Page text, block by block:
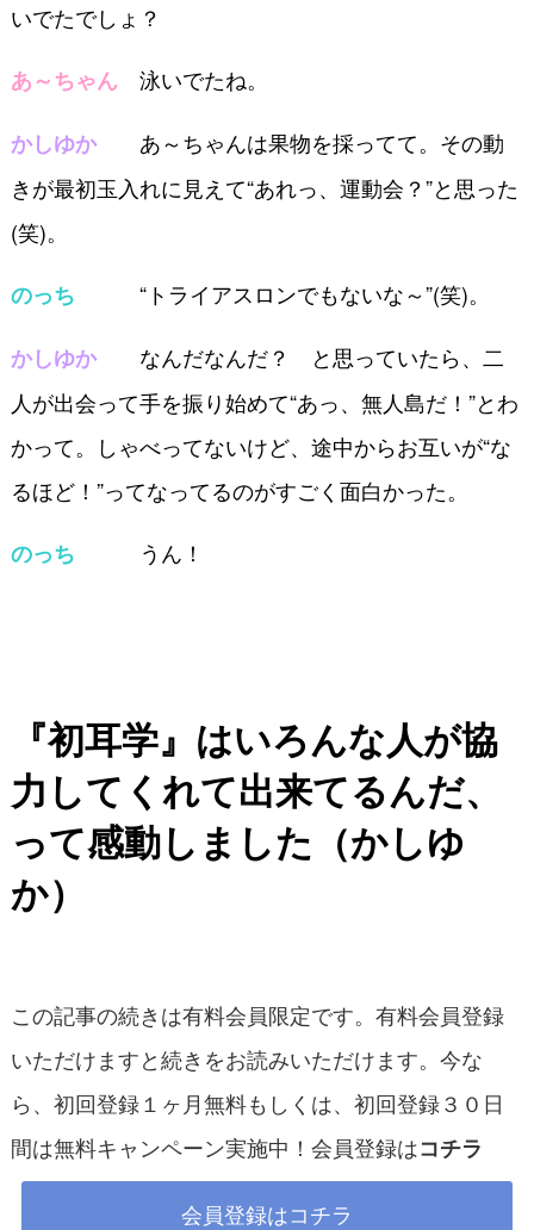
いでたでしょ？
あ～ちゃん 泳いでたね。
かしゆか
あ～ちゃんは果物を採ってて。その動
きが最初玉入れに見えて“あれっ、運動会？”と思った
(笑)。
のっち “トライアスロンでもないな～”(笑)。
かしゆか
なんだなんだ？ と思っていたら、二
人が出会って手を振り始めて“あっ、無人島だ！”とわ
かって。しゃべってないけど、途中からお互いが“な
るほど！”ってなってるのがすごく面白かった。
のっち うん！
『初耳学』はいろんな人が協
力してくれて出来てるんだ、
って感動しました（かしゆ
か）
この記事の続きは有料会員限定です。有料会員登録
いただけますと続きをお読みいただけます。今な
ら、初回登録１ヶ月無料もしくは、初回登録３０日
間は無料キャンペーン実施中！会員登録はコチラ
会員登録はコチラ